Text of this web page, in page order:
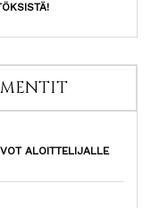
ALOITTELIJALLE